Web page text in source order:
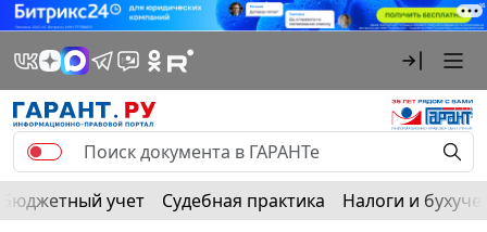
Бюджетный учет Судебная практика Налоги и